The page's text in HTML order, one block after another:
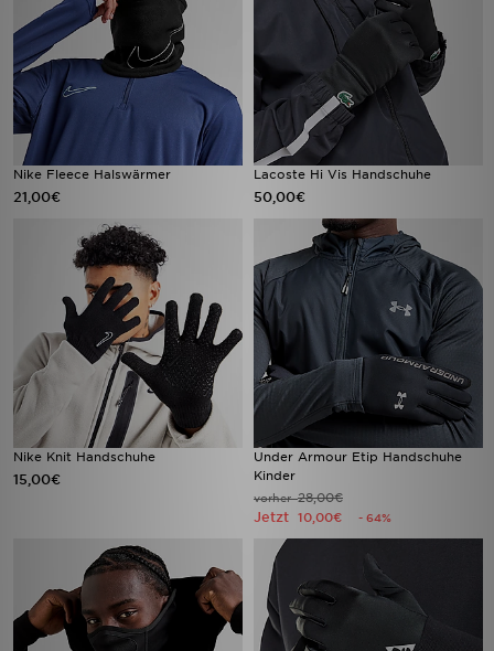
Nike Fleece Halswärmer
21,00€
Lacoste Hi Vis Handschuhe
50,00€
Nike Knit Handschuhe
15,00€
Under Armour Etip Handschuhe
Kinder
vorher28,00€
Jetzt 10,00€ - 64%